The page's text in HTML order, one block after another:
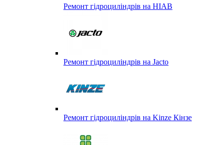
Ремонт гідроциліндрів на HIAB
Ремонт гідроциліндрів на Jacto
Ремонт гідроциліндрів на Kinze Кінзе